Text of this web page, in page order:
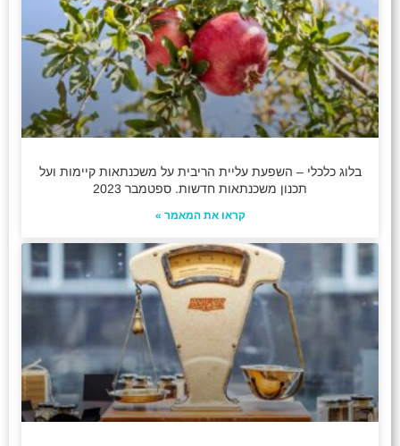
בלוג כלכלי – השפעת עליית הריבית על משכנתאות קיימות ועל
תכנון משכנתאות חדשות. ספטמבר 2023
קראו את המאמר »